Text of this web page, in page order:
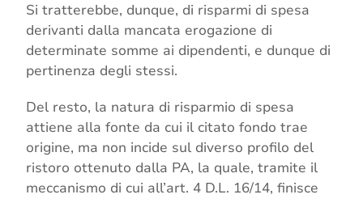
Si tratterebbe, dunque, di risparmi di spesa
derivanti dalla mancata erogazione di
determinate somme ai dipendenti, e dunque di
pertinenza degli stessi.
Del resto, la natura di risparmio di spesa
attiene alla fonte da cui il citato fondo trae
origine, ma non incide sul diverso profilo del
ristoro ottenuto dalla PA, la quale, tramite il
meccanismo di cui all’art. 4 D.L. 16/14, finisce